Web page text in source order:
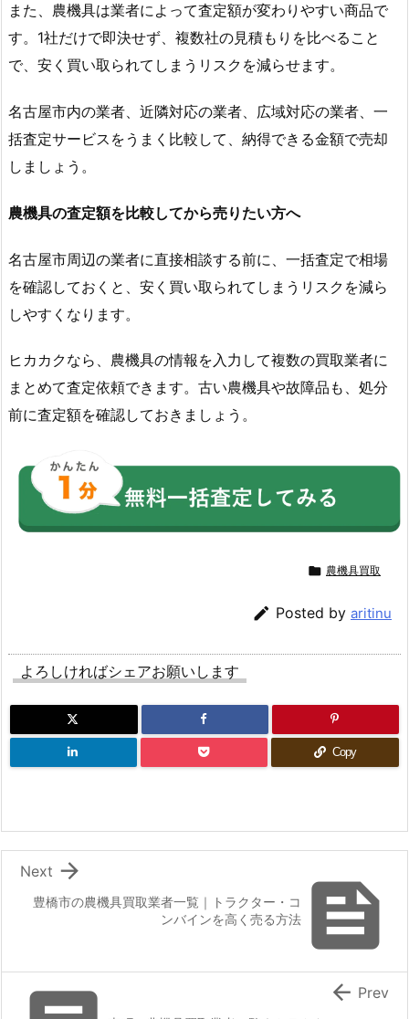
また、農機具は業者によって査定額が変わりやすい商品で
す。1社だけで即決せず、複数社の見積もりを比べること
で、安く買い取られてしまうリスクを減らせます。
名古屋市内の業者、近隣対応の業者、広域対応の業者、一
括査定サービスをうまく比較して、納得できる金額で売却
しましょう。
農機具の査定額を比較してから売りたい方へ
名古屋市周辺の業者に直接相談する前に、一括査定で相場
を確認しておくと、安く買い取られてしまうリスクを減ら
しやすくなります。
ヒカカクなら、農機具の情報を入力して複数の買取業者に
まとめて査定依頼できます。古い農機具や故障品も、処分
前に査定額を確認しておきましょう。
 農機具買取
 Posted by aritinu
よろしければシェアお願いします
Copy

豊橋市の農機具買取業者一覧｜トラクター・コ
ンバインを高く売る方法

Next
 Prev